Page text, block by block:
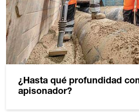
¿Hasta qué profundidad
apisonador?